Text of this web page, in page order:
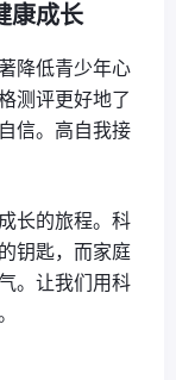
康成长
降低青少年心
测评更好地了
信。高自我接
长的旅程。科
钥匙，而家庭
。让我们用科